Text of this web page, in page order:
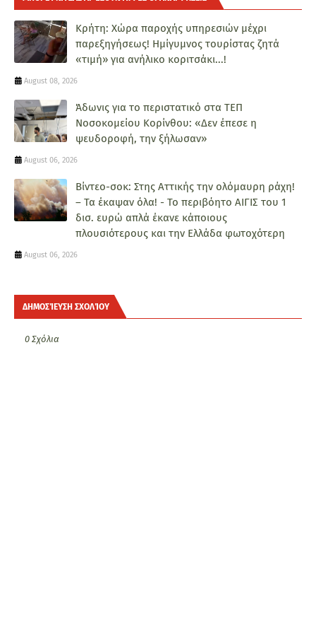
Κρήτη: Χώρα παροχής υπηρεσιών μέχρι
παρεξηγήσεως! Ημίγυμνος τουρίστας ζητά
«τιμή» για ανήλικο κοριτσάκι...!
August 08, 2026
Άδωνις για το περιστατικό στα ΤΕΠ
Νοσοκομείου Κορίνθου: «Δεν έπεσε η
ψευδοροφή, την ξήλωσαν»
August 06, 2026
Βίντεο-σοκ: Στης Αττικής την ολόμαυρη ράχη!
– Τα έκαψαν όλα! - Το περιβόητο ΑΙΓΙΣ του 1
δισ. ευρώ απλά έκανε κάποιους
πλουσιότερους και την Ελλάδα φωτοχότερη
August 06, 2026
ΔΗΜΟΣΊΕΥΣΗ ΣΧΟΛΊΟΥ
0 Σχόλια